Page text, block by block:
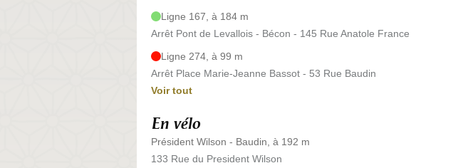
Ligne 167, à 184 m
Arrêt Pont de Levallois - Bécon - 145 Rue Anatole France
Ligne 274, à 99 m
Arrêt Place Marie-Jeanne Bassot - 53 Rue Baudin
Voir tout
En vélo
Président Wilson - Baudin, à 192 m
133 Rue du President Wilson